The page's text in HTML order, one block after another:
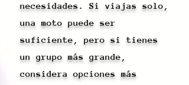
necesidades. Si viajas solo,
una moto puede ser
suficiente, pero si tienes
un grupo más grande,
considera opciones más